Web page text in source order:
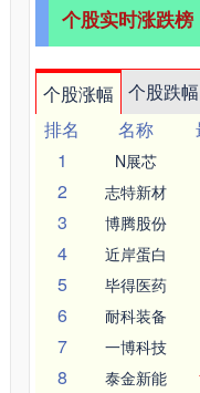
个股实时涨跌榜
个股涨幅 个股跌幅
排名
名称
1
N展芯
2 志特新材
3 博腾股份
4 近岸蛋白
5 毕得医药
6 耐科装备
7 一博科技
8 泰金新能